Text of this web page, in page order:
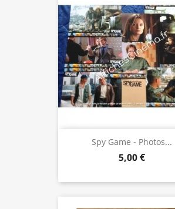
Spy Game - Photos...
5,00 €